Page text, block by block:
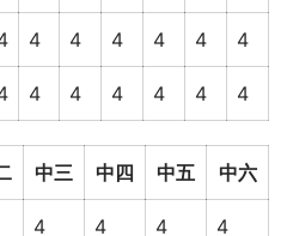
4 4 4 4 4 4
4 4 4 4 4 4
中三 中四 中五 中六
4 4 4 4